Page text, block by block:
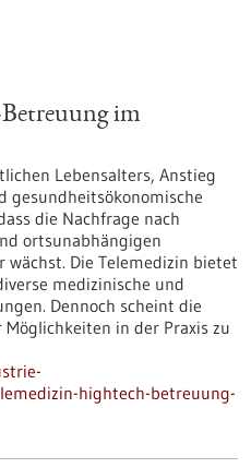
im
Lebensalters, Anstieg
gesundheitsökonomische
die Nachfrage nach
ortsunabhängigen
Die Telemedizin bietet
medizinische und
Dennoch scheint die
in der Praxis zu
hightech-betreuung-